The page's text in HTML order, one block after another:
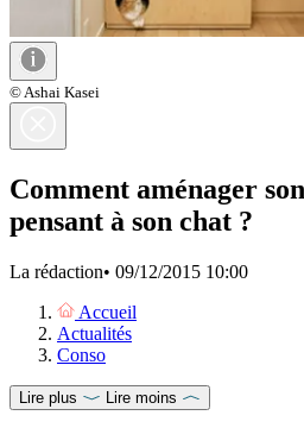
© Ashai Kasei
Comment aménager
pensant à son chat ?
La rédaction• 09/12/2015 10:00
Accueil
Actualités
Conso
Lire plus Lire moins